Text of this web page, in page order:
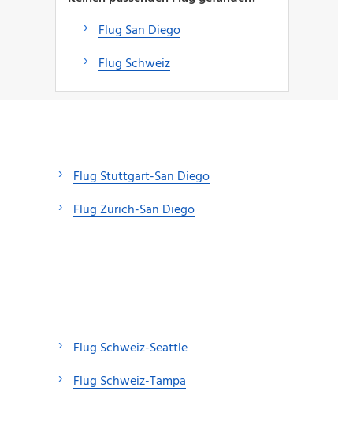
Flug San Diego
Flug Schweiz
Flug Stuttgart-San Diego
Flug Zürich-San Diego
Flug Schweiz-Seattle
Flug Schweiz-Tampa